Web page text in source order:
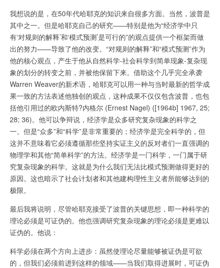
我想说的是，在50年代哈耶克的知识来自很多方面。当然，波普是
其中之一。但是哈耶克自己的研究——特别是他为“经济学中只
有‘对规则的解释’和‘模式预测’是可行的”的观点提供一个框架而做
出的努力——导致了他的改变。“对规则的解释”和“模式预测”作为
他的核心观点，产生于他从自然科学-社会科学到简单现象-复杂现
象的划分的转变之前，并被他保留下来。借助这个几乎完全承袭
Warren Weaver的新术语，哈耶克可以用一种与当时最新的哲学成
果一致的方法表述他独创的观点，这种成果不仅仅包含波普，也包
括他引用过的欧内斯特?内格尔 (Ernest Nagel) ([1964b] 1967, 25;
28; 36)。他可以争辩说，经济学是众多研究复杂现象的科学之
一。但是“众多”和“科学”是非常重要的；经济学是完全科学的，但
这并不意味着它必须遵循那些坚持实证主义的反对者们一直强调的
物理学和其他“简单科学”的方法。经济学是一门科学，一门属于研
究复杂现象的科学。这就是为什么我们无法比模式预测做得更好的
原因。这也暗示了社会计划者和其他建构理性主义者所能够达到的
极限。
最后我将说明，尽管哈耶克接受了波普的关键思想，即一种科学的
理论必须是可证伪的。他也强调研究复杂现象的理论必须是更难以
证伪的。他说：
科学必须在两个方向上进步：虽然使理论尽量能够被证伪是可欲
的，但我们必须前进到这样的领域——当我们取得进展时，可证伪